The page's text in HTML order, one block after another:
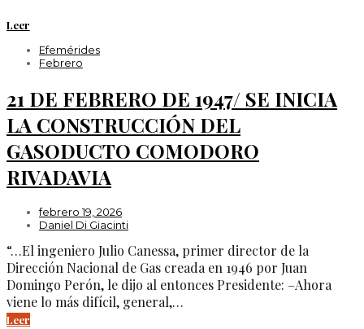
Leer
Efemérides
Febrero
21 DE FEBRERO DE 1947/ SE INICIA
LA CONSTRUCCIÓN DEL
GASODUCTO COMODORO
RIVADAVIA
febrero 19, 2026
Daniel Di Giacinti
“…El ingeniero Julio Canessa, primer director de la
Dirección Nacional de Gas creada en 1946 por Juan
Domingo Perón, le dijo al entonces Presidente: –Ahora
viene lo más difícil, general,…
Leer